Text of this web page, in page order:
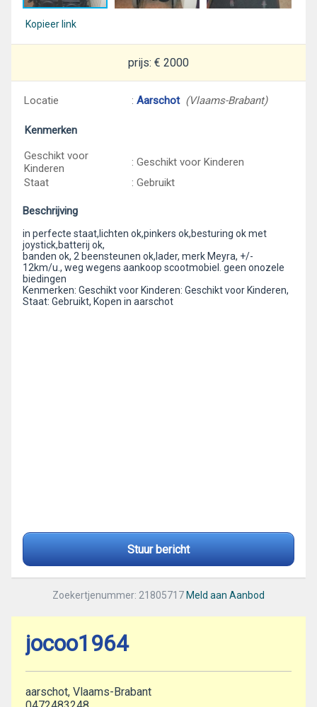
Kopieer link
prijs: € 2000
Locatie : Aarschot (Vlaams-Brabant)
Kenmerken
Geschikt voor
Kinderen
: Geschikt voor Kinderen
Staat
: Gebruikt
Beschrijving
in perfecte staat,lichten ok,pinkers ok,besturing ok met
joystick,batterij ok,
banden ok, 2 beensteunen ok,lader, merk Meyra, +/-
12km/u., weg wegens aankoop scootmobiel. geen onozele
biedingen
Kenmerken: Geschikt voor Kinderen: Geschikt voor Kinderen,
Staat: Gebruikt, Kopen in aarschot
Stuur bericht
Zoekertjenummer: 21805717 Meld aan Aanbod
jocoo1964
aarschot, Vlaams-Brabant